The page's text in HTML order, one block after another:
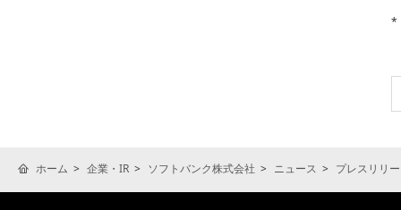
*
ホーム 企業・IR ソフトバンク株式会社 ニュース プレスリリ